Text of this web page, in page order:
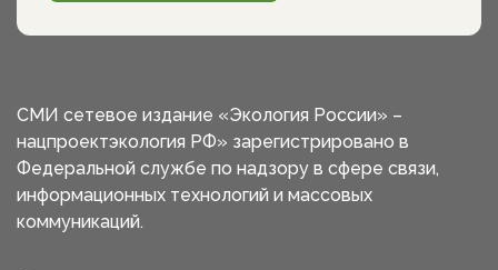
СМИ сетевое издание «Экология России» –
нацпроектэкология РФ» зарегистрировано в
Федеральной службе по надзору в сфере связи,
информационных технологий и массовых
коммуникаций.